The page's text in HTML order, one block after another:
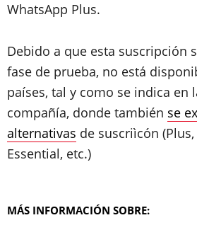
WhatsApp Plus.
Debido a que esta suscripción
fase de prueba, no está
países, tal y como se indica en
compañía, donde también se
alternativas de suscriìcón
Essential, etc.)
MÁS INFORMACIÓN SOBRE: